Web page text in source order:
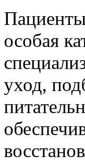
особая
уход,